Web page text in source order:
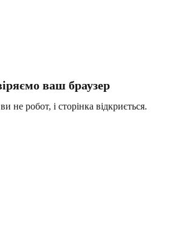
ваш браузер
не робот, і сторінка відкриється.